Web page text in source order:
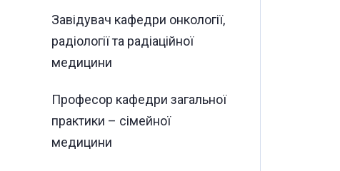
Завідувач кафедри онкології,
радіології та радіаційної
медицини
Професор кафедри загальної
практики – сімейної
медицини